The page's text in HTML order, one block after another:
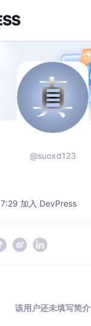
@suoxd123
加入 DevPress
该用户还未填写简介